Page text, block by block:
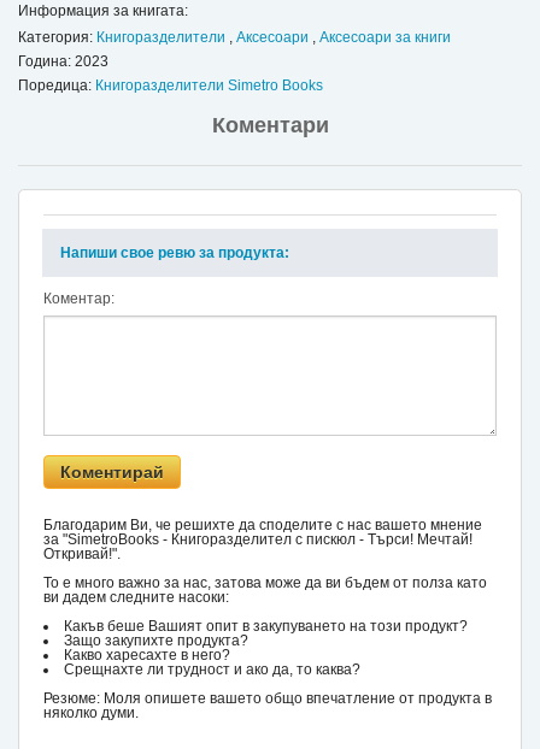
Информация за книгата:
Категория: Книгоразделители Аксесоари
Аксесоари за книги
Година: 2023
Поредица: Книгоразделители Simetro Books
Коментари
Напиши свое ревю за продукта:
Коментар:
Благодарим Ви, че решихте да споделите с нас вашето мнение
за "SimetroBooks - Книгоразделител с пискюл - Търси! Мечтай!
Откривай!".
То е много важно за нас, затова може да ви бъдем от полза като
ви дадем следните насоки:
Какъв беше Вашият опит в закупуването на този продукт?
Защо закупихте продукта?
Какво харесахте в него?
Срещнахте ли трудност и ако да, то каква?
Резюме: Моля опишете вашето общо впечатление от продукта в
няколко думи.